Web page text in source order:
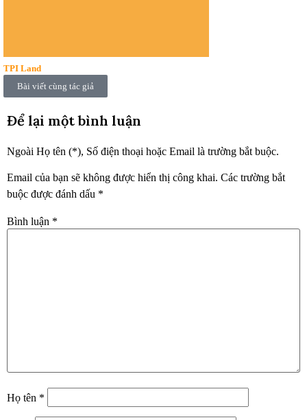
TPI Land
Bài viết cùng tác giả
Để lại một bình luận
Ngoài Họ tên (*), Số điện thoại hoặc Email là trường bắt buộc.
Email của bạn sẽ không được hiển thị công khai. Các trường bắt
buộc được đánh dấu *
Bình luận *
Họ tên *